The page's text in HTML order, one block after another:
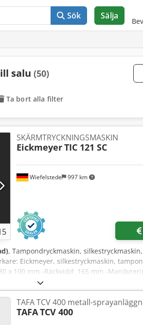
Sök Sälja
salu (50)
Ta bort alla filter
Wiefelstede 997 km
SKÄRMTRYCKNINGSMASKIN
EickmeyerTIC 121 SC
, Tampondryckmaskin,
Eickmeyer, silkestryckmaskin,
x 100 mm -Räckvidd: 165 mm -
Dedpfx Alsx Ei Twsrsck -Pris: per
TAFA TCV 400 metall-
TAFATCV 400